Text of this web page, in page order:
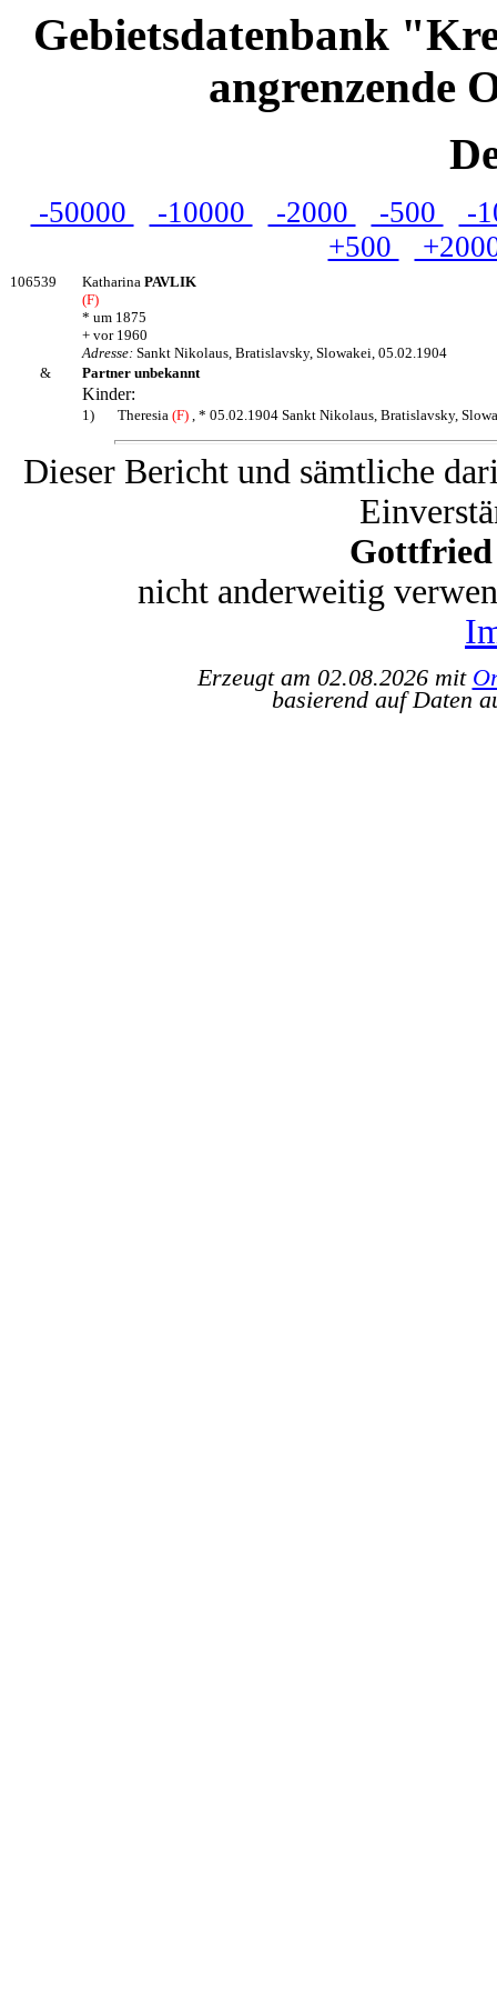
Gebietsdatenbank
angrenzende
-50000 -10000 -2000 -500
-
+500
106539 Katharina PAVLIK
(F)
* um 1875
+ vor 1960
Adresse: Sankt Nikolaus, Bratislavsky, Slowakei, 05.02.1904
&
Partner unbekannt
Kinder:
1) Theresia (F) , * 05.02.1904 Sankt Nikolaus, Bratislavsky,
Dieser Bericht und sämtliche
Gottfried
nicht anderweitig
Erzeugt am 02.08.2026 mit
basierend auf Daten